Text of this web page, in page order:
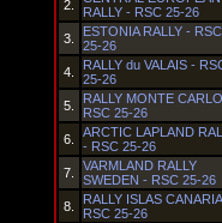
2.
RALLY - RSC 25-26
3.
ESTONIA RALLY - RSC
25-26
4.
RALLY du VALAIS -
25-26
5.
RALLY MONTE
RSC 25-26
6.
ARCTIC LAPLAND
- RSC 25-26
7.
VARMLAND RALLY
SWEDEN - RSC 25-26
8.
RALLY ISLAS
RSC 25-26